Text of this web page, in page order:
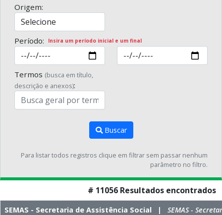
Origem:
Período: Insira um período inicial e um final
Termos (busca em título,
descrição e anexos):
Buscar
Para listar todos registros clique em filtrar sem passar nenhum
parâmetro no filtro.
# 11056 Resultados encontrados
SEMAS - Secretaria de Assistência Social | SEMAS -